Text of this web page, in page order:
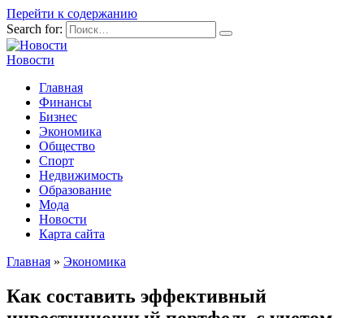
Перейти к содержанию
Search for:
Новости
Главная
Финансы
Бизнес
Экономика
Общество
Спорт
Недвижимость
Образование
Мода
Новости
Карта сайта
Главная » Экономика
Как составить эффективный